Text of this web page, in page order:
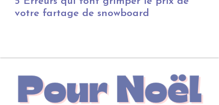
votre fartage de snowboard